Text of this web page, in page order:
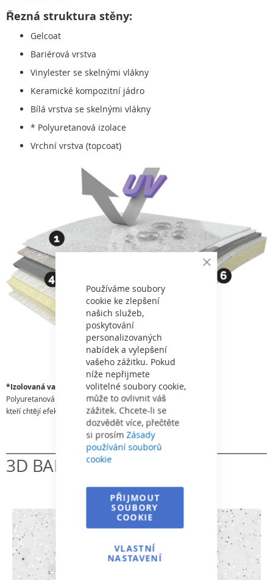
Close
Cookie
Bar
Používáme soubory
cookie ke zlepšení
našich služeb,
poskytování
personalizovaných
nabídek a vylepšení
vašeho zážitku. Pokud
níže nepřijmete
volitelné soubory cookie,
může to ovlivnit váš
zážitek. Chcete-li se
dozvědět více, přečtěte
si prosímZásady
používání souborů
cookie
PŘIJMOUT
SOUBORY
COOKIE
VLASTNÍ
NASTAVENÍ
Řezná struktura stěny:
Gelcoat
Bariérová vrstva
Vinylester se skelnými vlákny
Keramické kompozitní jádro
Bílá vrstva se skelnými vlákny
* Polyuretanová izolace
Vrchní vrstva (topcoat)
*Izolovaná varianta
Polyuretanová izolace je ekologické řešení pro zákazníky,
kteří chtějí efektivněji ohřívat své bazény.
3D BARVÝ